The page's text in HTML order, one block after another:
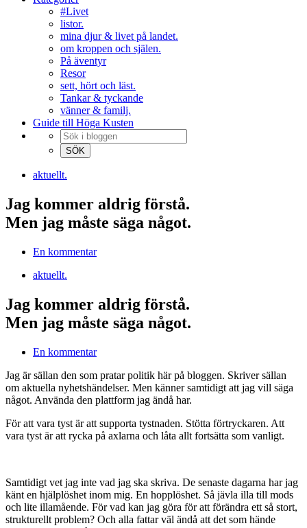
#Livet
listor.
mina djur & livet på landet.
om kroppen och själen.
På äventyr
Resor
sett, hört och läst.
Tankar & tyckande
vänner & familj.
Guide till Höga Kusten
aktuellt.
Jag kommer aldrig förstå.
Men jag måste säga något.
En kommentar
aktuellt.
Jag kommer aldrig förstå.
Men jag måste säga något.
En kommentar
Jag är sällan den som pratar politik här på bloggen. Skriver sällan
om aktuella nyhetshändelser. Men känner samtidigt att jag vill säga
något. Använda den plattform jag ändå har.
För att vara tyst är att supporta tystnaden. Stötta förtryckaren. Att
vara tyst är att rycka på axlarna och låta allt fortsätta som vanligt.
Samtidigt vet jag inte vad jag ska skriva. De senaste dagarna har jag
känt en hjälplöshet inom mig. En hopplöshet. Så jävla illa till mods
och lite illamående. För vad kan jag göra för att förändra ett så stort,
strukturellt problem? Och alla fattar väl ändå att det som hände